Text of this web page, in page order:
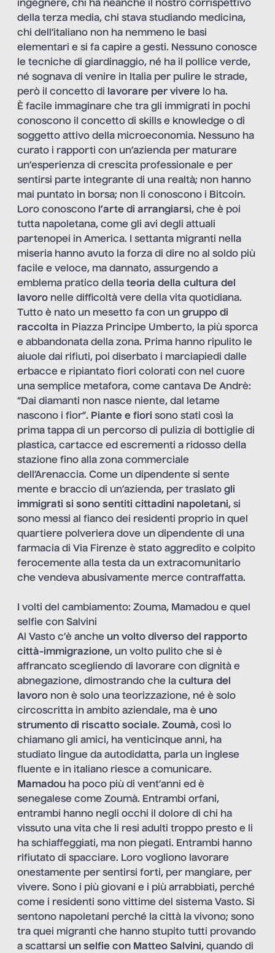
ingegnere, chi ha neanche il nostro corrispettivo
della terza media, chi stava studiando medicina,
chi dell’italiano non ha nemmeno le basi
elementari e si fa capire a gesti. Nessuno conosce
le tecniche di giardinaggio, né ha il pollice verde,
né sognava di venire in Italia per pulire le strade,
però il concetto di lavorare per vivere lo ha.
È facile immaginare che tra gli immigrati in pochi
conoscono il concetto di skills e knowledge o di
soggetto attivo della microeconomia. Nessuno ha
curato i rapporti con un’azienda per maturare
un’esperienza di crescita professionale e per
sentirsi parte integrante di una realtà; non hanno
mai puntato in borsa; non li conoscono i Bitcoin.
Loro conoscono l’arte di arrangiarsi, che è poi
tutta napoletana, come gli avi degli attuali
partenopei in America. I settanta migranti nella
miseria hanno avuto la forza di dire no al soldo più
facile e veloce, ma dannato, assurgendo a
emblema pratico della teoria della cultura del
lavoro nelle difficoltà vere della vita quotidiana.
Tutto è nato un mesetto fa con un gruppo di
raccolta in Piazza Principe Umberto, la più sporca
e abbandonata della zona. Prima hanno ripulito le
aiuole dai rifiuti, poi diserbato i marciapiedi dalle
erbacce e ripiantato fiori colorati con nel cuore
una semplice metafora, come cantava De Andrè:
“Dai diamanti non nasce niente, dal letame
nascono i fior”. Piante e fiori sono stati così la
prima tappa di un percorso di pulizia di bottiglie di
plastica, cartacce ed escrementi a ridosso della
stazione fino alla zona commerciale
dell’Arenaccia. Come un dipendente si sente
mente e braccio di un’azienda, per traslato gli
immigrati si sono sentiti cittadini napoletani, si
sono messi al fianco dei residenti proprio in quel
quartiere polveriera dove un dipendente di una
farmacia di Via Firenze è stato aggredito e colpito
ferocemente alla testa da un extracomunitario
che vendeva abusivamente merce contraffatta.
I volti del cambiamento: Zouma, Mamadou e quel
selfie con Salvini
Al Vasto c’è anche un volto diverso del rapporto
città-immigrazione, un volto pulito che si è
affrancato scegliendo di lavorare con dignità e
abnegazione, dimostrando che la cultura del
lavoro non è solo una teorizzazione, né è solo
circoscritta in ambito aziendale, ma è uno
strumento di riscatto sociale. Zoumà, così lo
chiamano gli amici, ha venticinque anni, ha
studiato lingue da autodidatta, parla un inglese
fluente e in italiano riesce a comunicare.
Mamadou ha poco più di vent’anni ed è
senegalese come Zoumà. Entrambi orfani,
entrambi hanno negli occhi il dolore di chi ha
vissuto una vita che li resi adulti troppo presto e li
ha schiaffeggiati, ma non piegati. Entrambi hanno
rifiutato di spacciare. Loro vogliono lavorare
onestamente per sentirsi forti, per mangiare, per
vivere. Sono i più giovani e i più arrabbiati, perché
come i residenti sono vittime del sistema Vasto. Si
sentono napoletani perché la città la vivono; sono
tra quei migranti che hanno stupito tutti provando
a scattarsi un selfie con Matteo Salvini, quando di